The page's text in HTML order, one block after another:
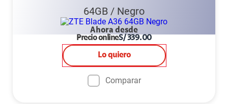
64GB / Negro
Ahora desde
Precio onlineS/339.00
Lo quiero
Comparar